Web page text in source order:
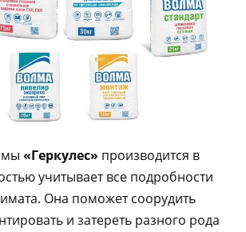
«Геркулес» производится в
учитывает все подробности
Она поможет соорудить
и затереть разного рода